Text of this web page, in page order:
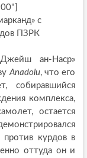
с
ПЗРК
ан-Наср»
Anadolu, что его
собиравшийся
комплекса,
остается
курдов в
оттуда он и